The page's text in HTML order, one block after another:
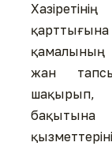
қамалының
жан
шақырып,